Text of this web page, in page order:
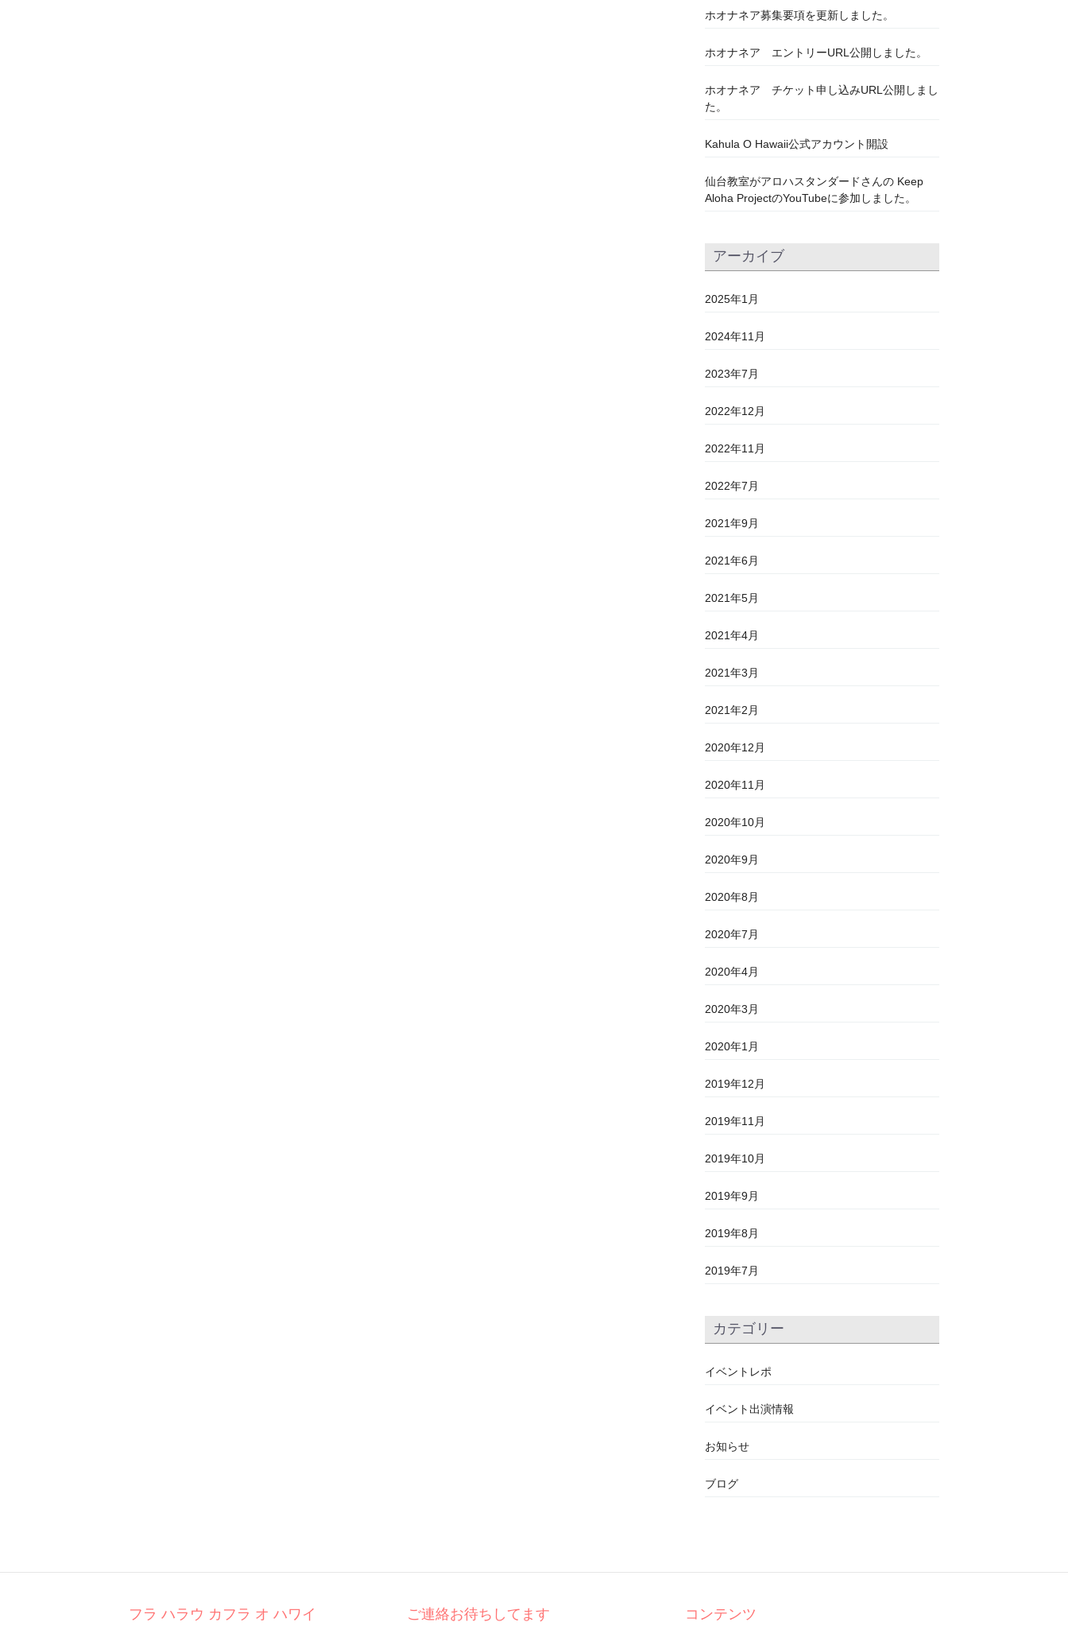
ホオナネア募集要項を更新しました。
ホオナネア エントリーURL公開しました。
ホオナネア チケット申し込みURL公開しまし
た。
Kahula O Hawaii公式アカウント開設
仙台教室がアロハスタンダードさんの Keep
Aloha ProjectのYouTubeに参加しました。
アーカイブ
2025年1月
2024年11月
2023年7月
2022年12月
2022年11月
2022年7月
2021年9月
2021年6月
2021年5月
2021年4月
2021年3月
2021年2月
2020年12月
2020年11月
2020年10月
2020年9月
2020年8月
2020年7月
2020年4月
2020年3月
2020年1月
2019年12月
2019年11月
2019年10月
2019年9月
2019年8月
2019年7月
カテゴリー
イベントレポ
イベント出演情報
お知らせ
ブログ
フラ ハラウ カフラ オ ハワイ ご連絡お待ちしてます コンテンツ